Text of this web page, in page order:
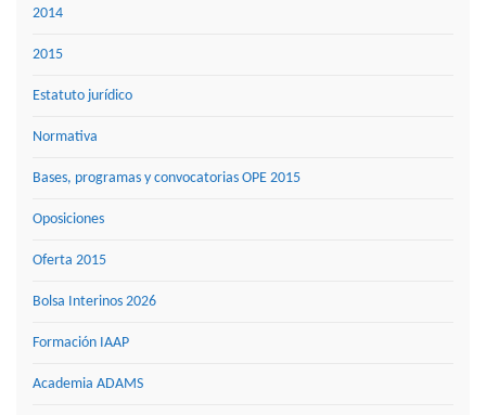
2014
2015
Estatuto jurídico
Normativa
Bases, programas y convocatorias OPE 2015
Oposiciones
Oferta 2015
Bolsa Interinos 2026
Formación IAAP
Academia ADAMS